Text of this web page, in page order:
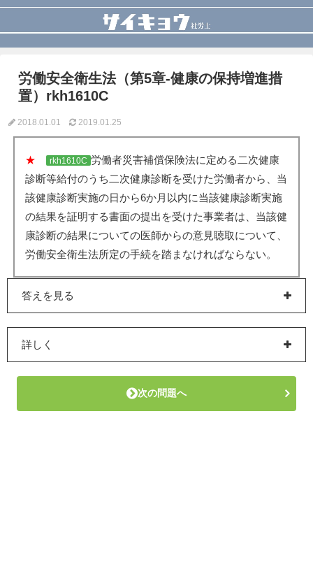
労働安全衛生法（第5章-健康の保持増進措
置）rkh1610C
2018.01.01 2019.01.25
★ rkh1610C 労働者災害補償保険法に定める二次健康
診断等給付のうち二次健康診断を受けた労働者から、当
該健康診断実施の日から6か月以内に当該健康診断実施
の結果を証明する書面の提出を受けた事業者は、当該健
康診断の結果についての医師からの意見聴取について、
労働安全衛生法所定の手続を踏まなければならない。
答えを見る
詳しく
次の問題へ